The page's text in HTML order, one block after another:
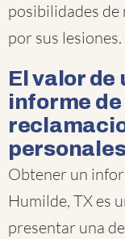
posibilidades
por sus lesiones.
El valor de
informe
Obtener un
Humilde, TX es
presentar una